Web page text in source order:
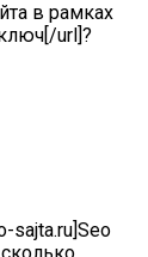
в рамках
url]?
sajta.ru]Seo